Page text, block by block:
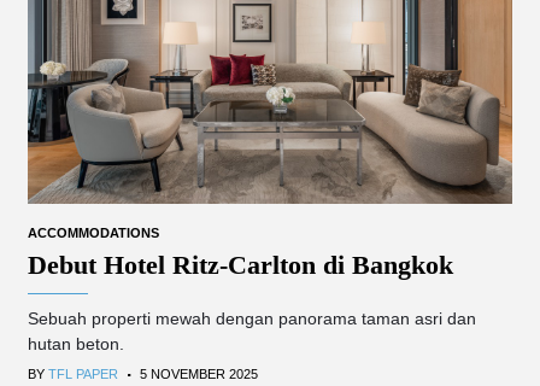
ACCOMMODATIONS
Debut Hotel Ritz-Carlton di Bangkok
Sebuah properti mewah dengan panorama taman asri dan
hutan beton.
BY TFL PAPER . 5 NOVEMBER 2025